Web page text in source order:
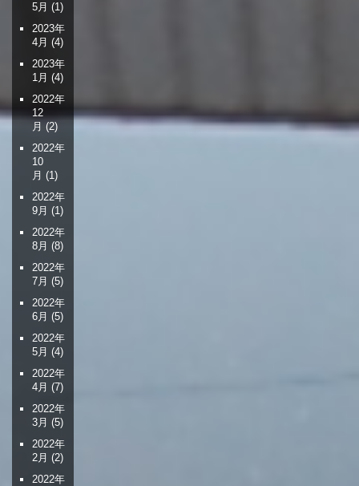
5月 (1)
2023年
4月 (4)
2023年
1月 (4)
2022年
12
月 (2)
2022年
10
月 (1)
2022年
9月 (1)
2022年
8月 (8)
2022年
7月 (5)
2022年
6月 (5)
2022年
5月 (4)
2022年
4月 (7)
2022年
3月 (5)
2022年
2月 (2)
2022年